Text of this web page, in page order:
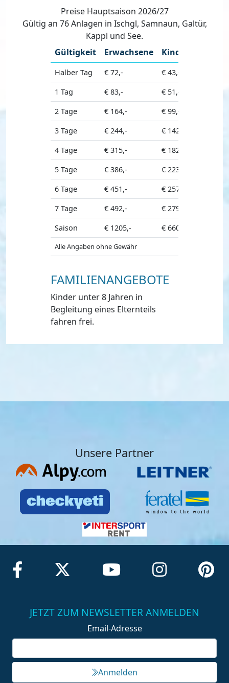
Preise Hauptsaison 2026/27
Gültig an 76 Anlagen in Ischgl, Samnaun, Galtür,
Kappl und See.
Gültigkeit
Erwachsene Kinder
Halber Tag € 72,- € 43,-
1 Tag
€ 83,- € 51,-
2 Tage
€ 164,- € 99,-
3 Tage
€ 244,- € 142,-
4 Tage
€ 315,- € 182,-
5 Tage
€ 386,- € 223,-
6 Tage
€ 451,- € 257,-
7 Tage
€ 492,- € 279,-
Saison
€ 1205,- € 660,-
Alle Angaben ohne Gewähr
FAMILIENANGEBOTE
Kinder unter 8 Jahren in
Begleitung eines Elternteils
fahren frei.
Unsere Partner
JETZT ZUM NEWSLETTER ANMELDEN
Email-Adresse
Anmelden